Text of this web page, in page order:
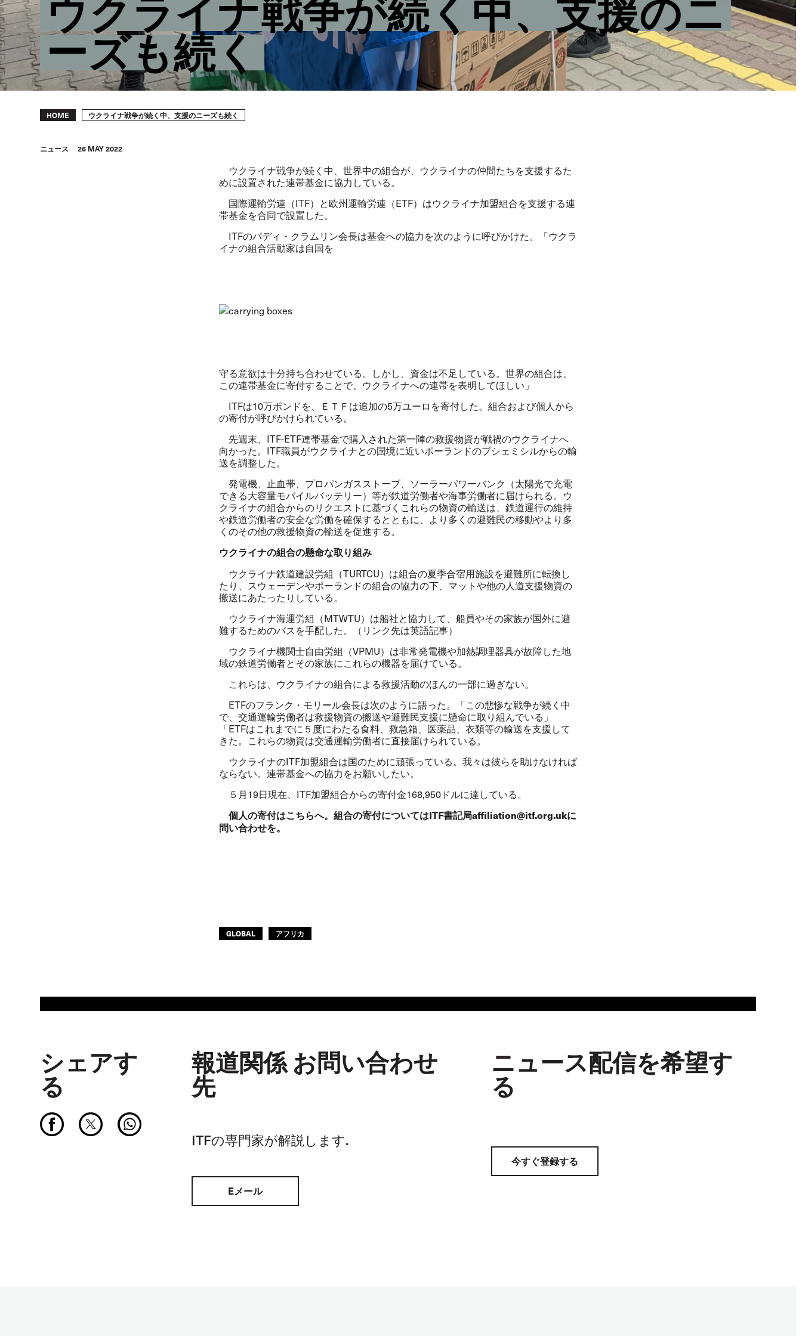
ーズも続く
Breadcrumb
HOME ウクライナ戦争が続く中、支援のニーズも続く
ニュース 26 MAY 2022
ウクライナ戦争が続く中、世界中の組合が、ウクライナの仲間たちを支援するた
めに設置された連帯基金に協力している。
国際運輸労連（ITF）と欧州運輸労連（ETF）はウクライナ加盟組合を支援する連
帯基金を合同で設置した。
ITFのパディ・クラムリン会長は基金への協力を次のように呼びかけた。「ウクラ
イナの組合活動家は自国を
守る意欲は十分持ち合わせている。しかし、資金は不足している。世界の組合は、
この連帯基金に寄付することで、ウクライナへの連帯を表明してほしい」
ITFは10万ポンドを、ＥＴＦは追加の5万ユーロを寄付した。組合および個人から
の寄付が呼びかけられている。
先週末、ITF-ETF連帯基金で購入された第一陣の救援物資が戦禍のウクライナへ
向かった。ITF職員がウクライナとの国境に近いポーランドのプシェミシルからの輸
送を調整した。
発電機、止血帯、プロパンガスストーブ、ソーラーパワーバンク（太陽光で充電
できる大容量モバイルバッテリー）等が鉄道労働者や海事労働者に届けられる。ウ
クライナの組合からのリクエストに基づくこれらの物資の輸送は、鉄道運行の維持
や鉄道労働者の安全な労働を確保するとともに、より多くの避難民の移動やより多
くのその他の救援物資の輸送を促進する。
ウクライナの組合の懸命な取り組み
ウクライナ鉄道建設労組（TURTCU）は組合の夏季合宿用施設を避難所に転換し
たり、スウェーデンやポーランドの組合の協力の下、マットや他の人道支援物資の
搬送にあたったりしている。
ウクライナ海運労組（MTWTU）は船社と協力 して、船員やその家族が国外に避
難するためのバスを手配した。（リンク先は英語記事）
ウクライナ機関士自由労組（VPMU）は非常発電機や加熱調理器具が故障した地
域の鉄道労働者とその家族にこれらの機器を届けている。
これらは、ウクライナの組合による救援活動のほんの一部に過ぎない。
ETFのフランク・モリール会長は次のように語った。「この悲惨な戦争が続く中
で、交通運輸労働者は救援物資の搬送や避難民支援に懸命に取り組んでいる」
「ETFはこれまでに５度にわたる食料、救急箱、医薬品、衣類等の輸送を支援して
きた。これらの物資は交通運輸労働者に直接届けられている。
ウクライナのITF加盟組合は国のために頑張っている。我々は彼らを助けなければ
ならない。連帯基金への協力をお願いしたい。
５月19日現在、ITF加盟組合からの寄付金168,950ドルに達している。
個人の寄付はこちらへ。 組合の寄付についてはITF書記局affiliation@itf.org.ukに
問い合わせを。
GLOBAL アフリカ
シェアす
る
報道関係 お問い合わせ
先
ITFの専門家が解説します.
Eメール
ニュース配信を希望す
る
今すぐ登録する